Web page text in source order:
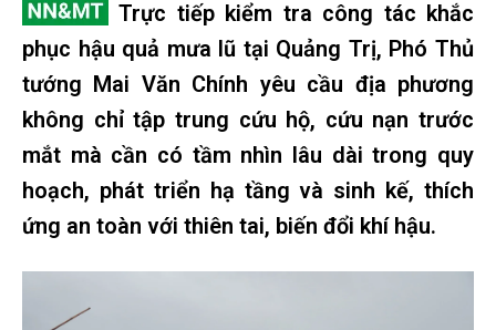
Trực tiếp kiểm tra công tác khắc
phục hậu quả mưa lũ tại Quảng Trị, Phó Thủ
tướng Mai Văn Chính yêu cầu địa phương
không chỉ tập trung cứu hộ, cứu nạn trước
mắt mà cần có tầm nhìn lâu dài trong quy
hoạch, phát triển hạ tầng và sinh kế, thích
ứng an toàn với thiên tai, biến đổi khí hậu.